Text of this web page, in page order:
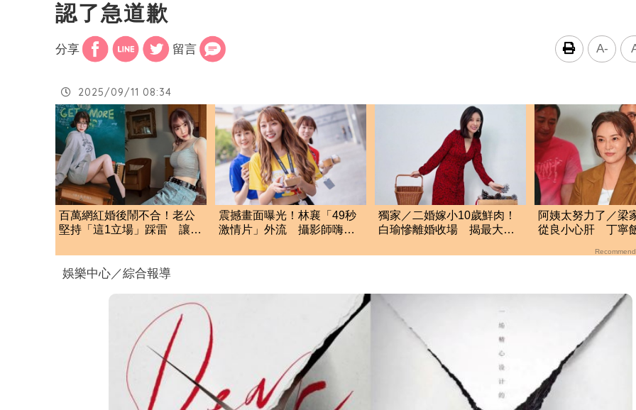
認了急道歉
分享 留言 A-
2025/09/11 08:34
百萬網紅婚後鬧不合！老公
堅持「這1立場」踩雷 讓她
震撼畫面曝光！林襄「49秒
激情片」外流 攝影師嗨到
獨家／二婚嫁小10歲鮮肉！
白瑜慘離婚收場 揭最大關
阿姨太努力了／梁
從良小心肝 丁寧
娛樂中心／綜合報導